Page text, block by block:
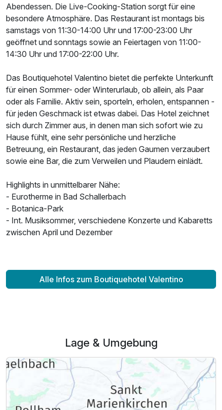
Abendessen. Die Live-Cooking-Station sorgt für eine
besondere Atmosphäre. Das Restaurant ist montags bis
samstags von 11:30-14:00 Uhr und 17:00-23:00 Uhr
geöffnet und sonntags sowie an Feiertagen von 11:00-
14:30 Uhr und 17:00-22:00 Uhr.
Das Boutiquehotel Valentino bietet die perfekte Unterkunft
für einen Sommer- oder Winterurlaub, ob allein, als Paar
oder als Familie. Aktiv sein, sporteln, erholen, entspannen -
für jeden Geschmack ist etwas dabei. Das Hotel zeichnet
sich durch Zimmer aus, in denen man sich sofort wie zu
Hause fühlt, eine sehr persönliche und herzliche
Betreuung, ein Restaurant, das jeden Gaumen verzaubert
sowie eine Bar, die zum Verweilen und Plaudern einlädt.
Highlights in unmittelbarer Nähe:
- Eurotherme in Bad Schallerbach
- Botanica-Park
- Int. Musiksommer, verschiedene Konzerte und Kabaretts
zwischen April und Dezember
Alle Infos zum Boutiquehotel Valentino
Lage & Umgebung